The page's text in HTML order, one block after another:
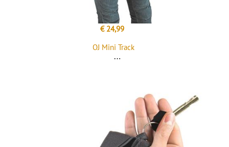
€ 24,99
OJ Mini Track